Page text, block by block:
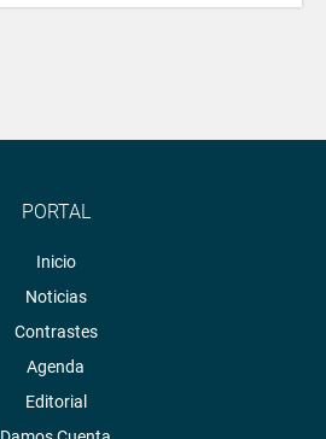
PORTAL
Inicio
Noticias
Contrastes
Agenda
Editorial